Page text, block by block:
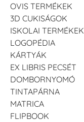
OVIS TERMÉKEK
3D CUKISÁGOK
ISKOLAI TERMÉKEK
LOGOPÉDIA
KÁRTYÁK
EX LIBRIS PECSÉT
DOMBORNYOMÓ
TINTAPÁRNA
MATRICA
FLIPBOOK